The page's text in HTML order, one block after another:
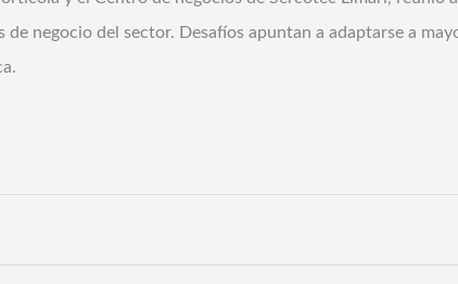
de negocio del sector. Desafíos apuntan a adaptarse a